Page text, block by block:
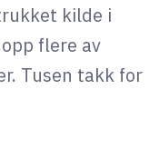
kilde i
flere av
Tusen takk for